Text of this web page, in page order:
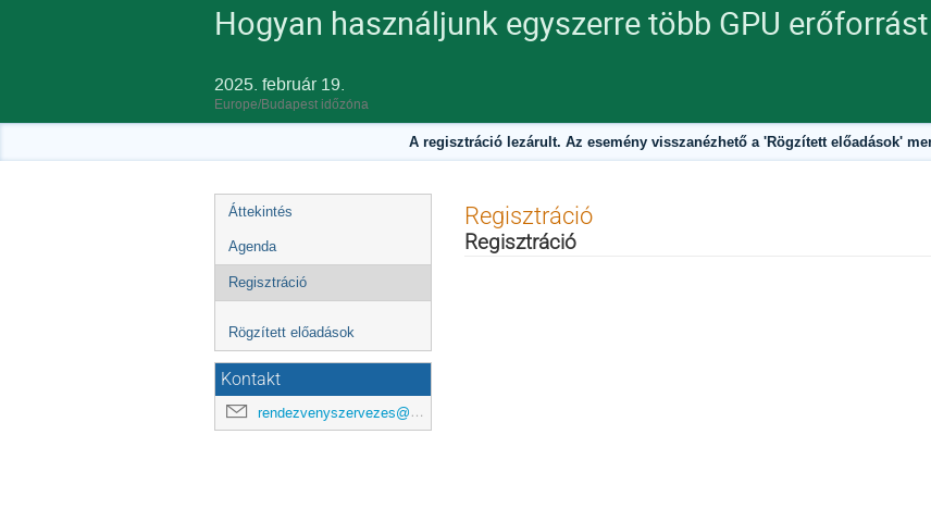
Hogyan használjunk egyszerre több GPU
2025. február 19.
Europe/Budapest időzóna
A regisztráció lezárult. Az esemény visszanézhető a 'Rögzített előadások'
Esemény
menü
Áttekintés
Agenda
Regisztráció
Rögzített előadások
Kontakt
rendezvenyszervezes@science-cloud.hu
Regisztráció
Regisztráció